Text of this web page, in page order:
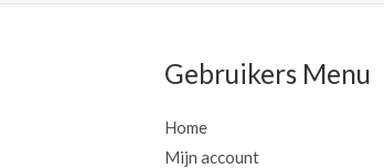
Gebruikers Menu
Home
Mijn account